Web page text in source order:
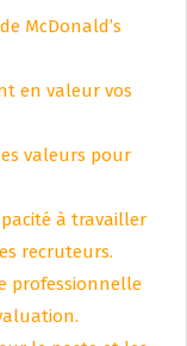
McDonald’s
en valeur vos
valeurs pour
à travailler
recruteurs.
professionnelle